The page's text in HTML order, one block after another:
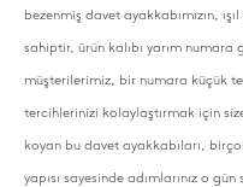
bezenmiş davet ayakkabımızın,
sahiptir, ürün kalıbı yarım numara
müşterilerimiz, bir numara küçük
tercihlerinizi kolaylaştırmak için size
koyan bu davet ayakkabıları,
yapısı sayesinde adımlarınız o